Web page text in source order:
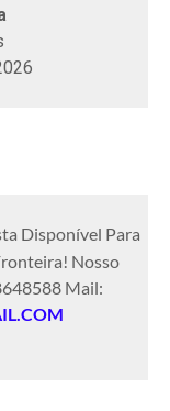
Disponível Para
Nosso
Mail: